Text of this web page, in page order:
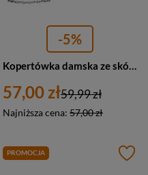
-5%
Kopertówka damska ze skóry ekologicznej na łańcuszku Rovicky R-XS029-1 mała srebrna
57,00 zł
Najniższa cena: 57,00 zł
59,99 zł
PROMOCJA